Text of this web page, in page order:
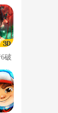
单
破
单
器